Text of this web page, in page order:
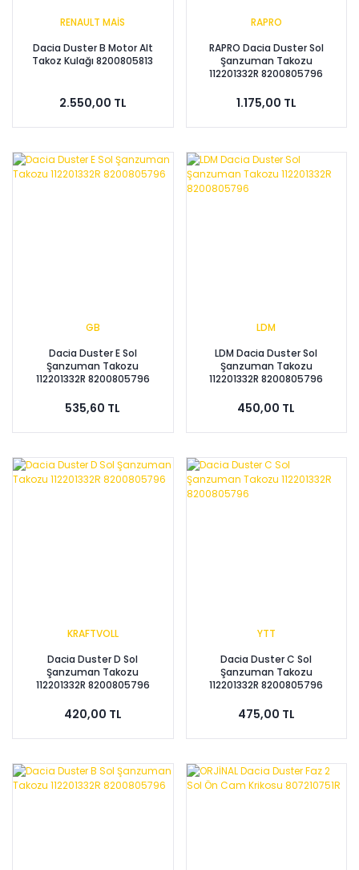
RENAULT MAİS
Dacia Duster B Motor Alt
Takoz Kulağı 8200805813
2.550,00 TL
RAPRO
RAPRO Dacia Duster Sol
Şanzuman Takozu
112201332R 8200805796
1.175,00 TL
GB
Dacia Duster E Sol
Şanzuman Takozu
112201332R 8200805796
535,60 TL
LDM
LDM Dacia Duster Sol
Şanzuman Takozu
112201332R 8200805796
450,00 TL
KRAFTVOLL
Dacia Duster D Sol
Şanzuman Takozu
112201332R 8200805796
420,00 TL
YTT
Dacia Duster C Sol
Şanzuman Takozu
112201332R 8200805796
475,00 TL